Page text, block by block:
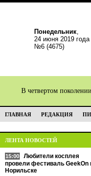
Понедельник,
24 июня 2019 года
№6 (4675)
В четвертом поколении
ГЛАВНАЯ РЕДАКЦИЯ
ЛЕНТА НОВОСТЕЙ
15:00
Любители косплея
провели фестиваль GeekOn
Норильске